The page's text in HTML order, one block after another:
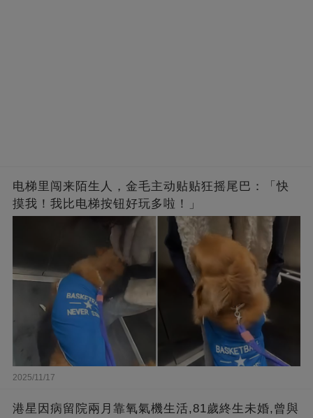
电梯里闯来陌生人，金毛主动贴贴狂摇尾巴：「快
摸我！我比电梯按钮好玩多啦！」
2025/11/17
港星因病留院兩月靠氧氣機生活,81歲終生未婚,曾與